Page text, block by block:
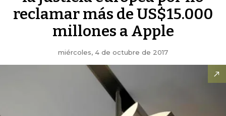
reclamar más de US$15.000
millones a Apple
miércoles, 4 de octubre de 2017